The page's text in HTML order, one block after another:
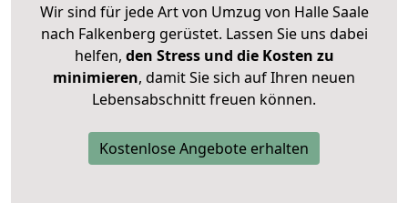
Wir sind für jede Art von Umzug von Halle Saale
nach Falkenberg gerüstet. Lassen Sie uns dabei
helfen, den Stress und die Kosten zu
minimieren, damit Sie sich auf Ihren neuen
Lebensabschnitt freuen können.
Kostenlose Angebote erhalten